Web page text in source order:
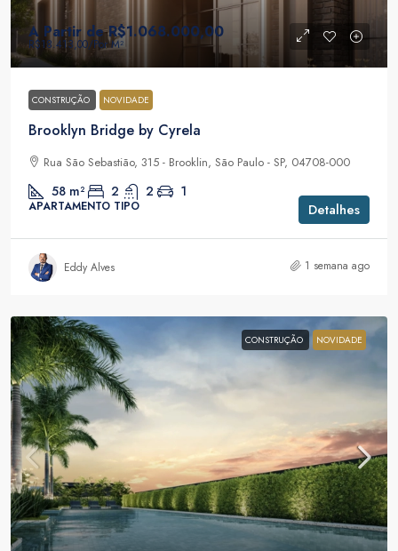
A Partir deR$1.068.000,00
R$18.413,00/Por M²
CONSTRUÇÃO NOVIDADE
Brooklyn Bridge by Cyrela
Rua São Sebastião, 315 - Brooklin, São Paulo - SP, 04708-000
58 m² 2 2 1
APARTAMENTO TIPO Detalhes
Eddy Alves 1 semana ago
CONSTRUÇÃO NOVIDADE